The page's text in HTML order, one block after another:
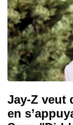
Jay-Z veut
en